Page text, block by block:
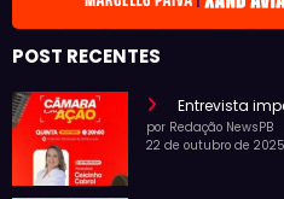
POST RECENTES
Entrevista
por Redação NewsPB
22 de outubro de 2025